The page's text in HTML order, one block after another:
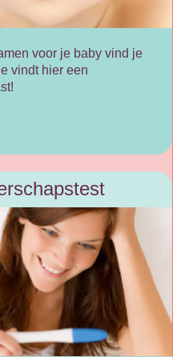
voor je baby vind je
vindt hier een